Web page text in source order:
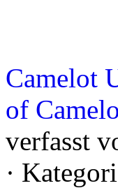
Camelot
of
verfasst
·